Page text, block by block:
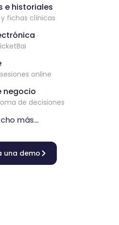
e historiales
fichas clínicas
online
negocio
de decisiones
más…
una demo